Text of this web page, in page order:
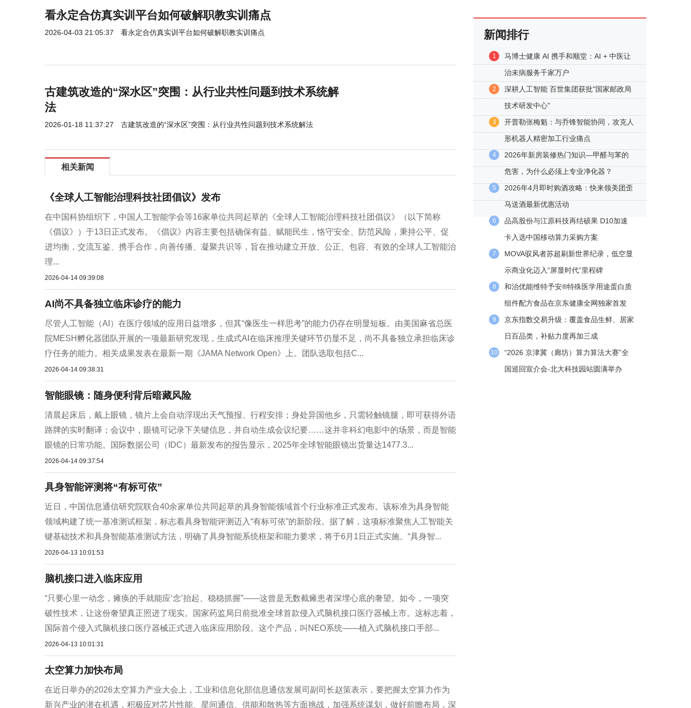
看永定合仿真实训平台如何破解职教实训痛点
2026-04-03 21:05:37 看永定合仿真实训平台如何破解职教实训痛点
古建筑改造的“深水区”突围：从行业共性问题到技术系统解
法
2026-01-18 11:37:27 古建筑改造的“深水区”突围：从行业共性问题到技术系统解法
相关新闻
《全球人工智能治理科技社团倡议》发布
在中国科协组织下，中国人工智能学会等16家单位共同起草的《全球人工智能治理科技社团倡议》（以下简称
《倡议》）于13日正式发布。《倡议》内容主要包括确保有益、赋能民生，恪守安全、防范风险，秉持公平、促
进均衡，交流互鉴、携手合作，向善传播、凝聚共识等，旨在推动建立开放、公正、包容、有效的全球人工智能治
理...
2026-04-14 09:39:08
AI尚不具备独立临床诊疗的能力
尽管人工智能（AI）在医疗领域的应用日益增多，但其“像医生一样思考”的能力仍存在明显短板。由美国麻省总医
院MESH孵化器团队开展的一项最新研究发现，生成式AI在临床推理关键环节仍显不足，尚不具备独立承担临床诊
疗任务的能力。相关成果发表在最新一期《JAMA Network Open》上。团队选取包括C...
2026-04-14 09:38:31
智能眼镜：随身便利背后暗藏风险
清晨起床后，戴上眼镜，镜片上会自动浮现出天气预报、行程安排；身处异国他乡，只需轻触镜腿，即可获得外语
路牌的实时翻译；会议中，眼镜可记录下关键信息，并自动生成会议纪要……这并非科幻电影中的场景，而是智能
眼镜的日常功能。国际数据公司（IDC）最新发布的报告显示，2025年全球智能眼镜出货量达1477.3...
2026-04-14 09:37:54
具身智能评测将“有标可依”
近日，中国信息通信研究院联合40余家单位共同起草的具身智能领域首个行业标准正式发布。该标准为具身智能
领域构建了统一基准测试框架，标志着具身智能评测迈入“有标可依”的新阶段。据了解，这项标准聚焦人工智能关
键基础技术和具身智能基准测试方法，明确了具身智能系统框架和能力要求，将于6月1日正式实施。“具身智...
2026-04-13 10:01:53
脑机接口进入临床应用
“只要心里一动念，瘫痪的手就能应‘念’抬起、稳稳抓握”——这曾是无数截瘫患者深埋心底的奢望。如今，一项突
破性技术，让这份奢望真正照进了现实。国家药监局日前批准全球首款侵入式脑机接口医疗器械上市。这标志着，
国际首个侵入式脑机接口医疗器械正式进入临床应用阶段。这个产品，叫NEO系统——植入式脑机接口手部...
2026-04-13 10:01:31
太空算力加快布局
在近日举办的2026太空算力产业大会上，工业和信息化部信息通信发展司副司长赵策表示，要把握太空算力作为
新兴产业的潜在机遇，积极应对芯片性能、星间通信、供能和散热等方面挑战，加强系统谋划，做好前瞻布局，深
新闻排行
1
马博士健康 AI 携手和顺堂：AI + 中医让
治未病服务千家万户
2
深耕人工智能 百世集团获批"国家邮政局
技术研发中心"
3
开普勒张梅魁：与乔锋智能协同，攻克人
形机器人精密加工行业痛点
4
2026年新房装修热门知识—甲醛与苯的
危害，为什么必须上专业净化器？
5
2026年4月即时购酒攻略：快来领美团歪
马送酒最新优惠活动
6
品高股份与江原科技再结硕果 D10加速
卡入选中国移动算力采购方案
7
MOVA驭风者苏超刷新世界纪录，低空显
示商业化迈入“屏显时代”里程碑
8
和治优能维特予安®特殊医学用途蛋白质
组件配方食品在京东健康全网独家首发
9
京东指数交易升级：覆盖食品生鲜、居家
日百品类，补贴力度再加三成
10
“2026 京津冀（廊坊）算力算法大赛”全
国巡回宣介会-北大科技园站圆满举办